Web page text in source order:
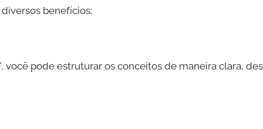
benefícios:
, você pode estruturar os conceitos de maneira clara,